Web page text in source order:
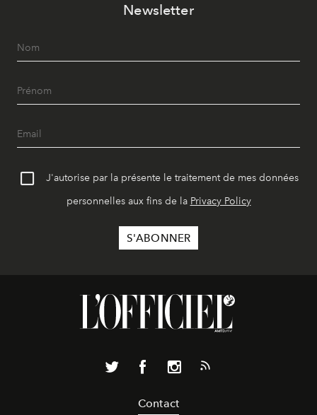
Newsletter
J'autorise par la présente le traitement de mes données
personnelles aux fins de la Privacy Policy
Contact